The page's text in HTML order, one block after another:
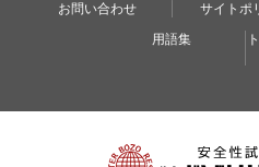
お問い合わせ サイトポ
用語集